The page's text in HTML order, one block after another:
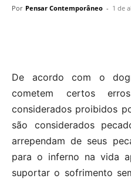
Por Pensar Contemporâneo - 1 de
De acordo com o
cometem certos
considerados proibidos
são considerados
arrependam de seus
para o inferno na vida
suportar o sofrimento